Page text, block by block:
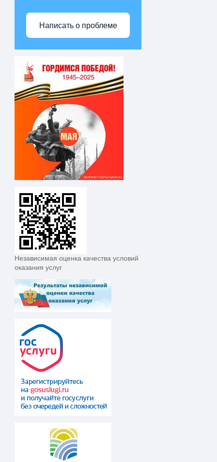
Написать о проблеме
Независимая оценка качества условий
оказания услуг